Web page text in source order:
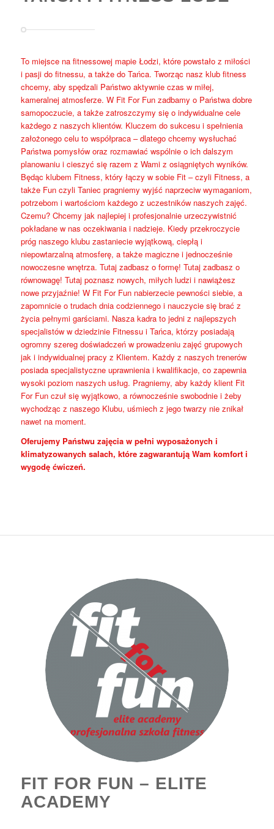
To miejsce na fitnessowej mapie Łodzi, które powstało z miłości
i pasji do fitnessu, a także do Tańca. Tworząc nasz klub fitness
chcemy, aby spędzali Państwo aktywnie czas w miłej,
kameralnej atmosferze. W Fit For Fun zadbamy o Państwa dobre
samopoczucie, a także zatroszczymy się o indywidualne cele
każdego z naszych klientów. Kluczem do sukcesu i spełnienia
założonego celu to współpraca – dlatego chcemy wysłuchać
Państwa pomysłów oraz rozmawiać wspólnie o ich dalszym
planowaniu i cieszyć się razem z Wami z osiągniętych wyników.
Będąc klubem Fitness, który łączy w sobie Fit – czyli Fitness, a
także Fun czyli Taniec pragniemy wyjść naprzeciw wymaganiom,
potrzebom i wartościom każdego z uczestników naszych zajęć.
Czemu? Chcemy jak najlepiej i profesjonalnie urzeczywistnić
pokładane w nas oczekiwania i nadzieje. Kiedy przekroczycie
próg naszego klubu zastaniecie wyjątkową, ciepłą i
niepowtarzalną atmosferę, a także magiczne i jednocześnie
nowoczesne wnętrza. Tutaj zadbasz o formę! Tutaj zadbasz o
równowagę! Tutaj poznasz nowych, miłych ludzi i nawiążesz
nowe przyjaźnie! W Fit For Fun nabierzecie pewności siebie, a
zapomnicie o trudach dnia codziennego i nauczycie się brać z
życia pełnymi garściami. Nasza kadra to jedni z najlepszych
specjalistów w dziedzinie Fitnessu i Tańca, którzy posiadają
ogromny szereg doświadczeń w prowadzeniu zajęć grupowych
jak i indywidualnej pracy z Klientem. Każdy z naszych trenerów
posiada specjalistyczne uprawnienia i kwalifikacje, co zapewnia
wysoki poziom naszych usług. Pragniemy, aby każdy klient Fit
For Fun czuł się wyjątkowo, a równocześnie swobodnie i żeby
wychodząc z naszego Klubu, uśmiech z jego twarzy nie znikał
nawet na moment.
Oferujemy Państwu zajęcia w pełni wyposażonych i
klimatyzowanych salach, które zagwarantują Wam komfort i
wygodę ćwiczeń.
FIT FOR FUN – ELITE
ACADEMY